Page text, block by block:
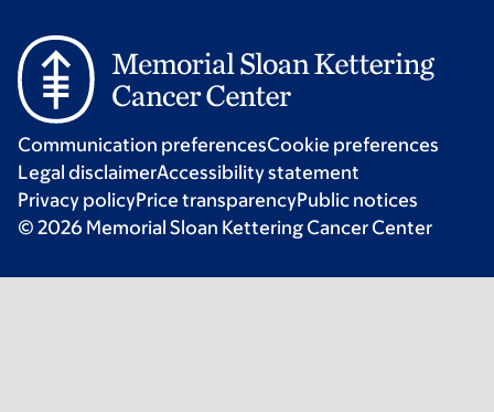
Communication preferencesCookie preferences
Legal disclaimerAccessibility statement
Privacy policyPrice transparencyPublic notices
© 2026 Memorial Sloan Kettering Cancer Center